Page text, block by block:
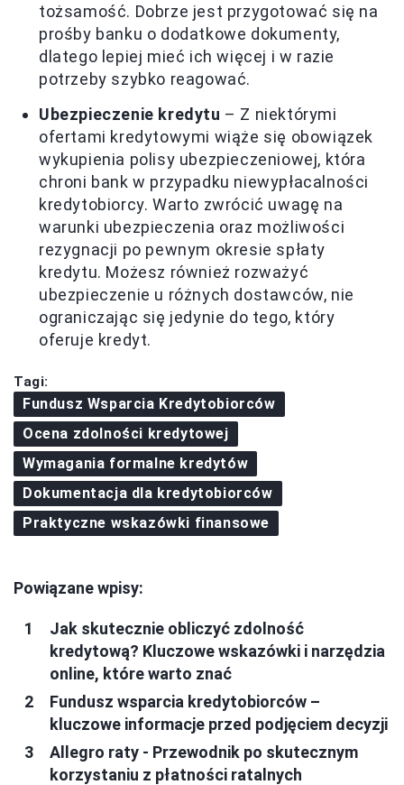
tożsamość. Dobrze jest przygotować się na
prośby banku o dodatkowe dokumenty,
dlatego lepiej mieć ich więcej i w razie
potrzeby szybko reagować.
Ubezpieczenie kredytu – Z niektórymi
ofertami kredytowymi wiąże się obowiązek
wykupienia polisy ubezpieczeniowej, która
chroni bank w przypadku niewypłacalności
kredytobiorcy. Warto zwrócić uwagę na
warunki ubezpieczenia oraz możliwości
rezygnacji po pewnym okresie spłaty
kredytu. Możesz również rozważyć
ubezpieczenie u różnych dostawców, nie
ograniczając się jedynie do tego, który
oferuje kredyt.
Tagi:
Fundusz Wsparcia Kredytobiorców
Ocena zdolności kredytowej
Wymagania formalne kredytów
Dokumentacja dla kredytobiorców
Praktyczne wskazówki finansowe
Powiązane wpisy:
Jak skutecznie obliczyć zdolność
kredytową? Kluczowe wskazówki i narzędzia
online, które warto znać
Fundusz wsparcia kredytobiorców –
kluczowe informacje przed podjęciem decyzji
Allegro raty - Przewodnik po skutecznym
korzystaniu z płatności ratalnych